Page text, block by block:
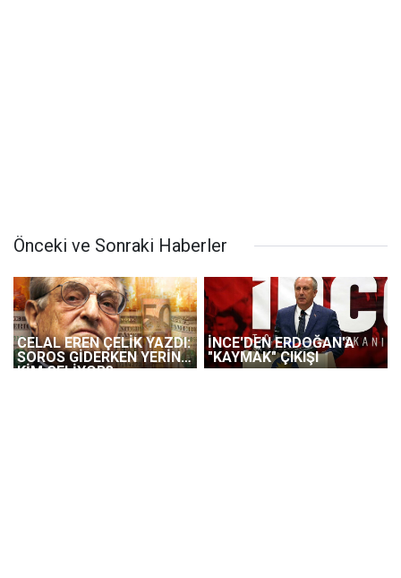
Önceki ve Sonraki Haberler
CELAL EREN ÇELİK YAZDI:
SOROS GİDERKEN YERİNE
KİM GELİYOR?
İNCE'DEN ERDOĞAN'A
"KAYMAK" ÇIKIŞI